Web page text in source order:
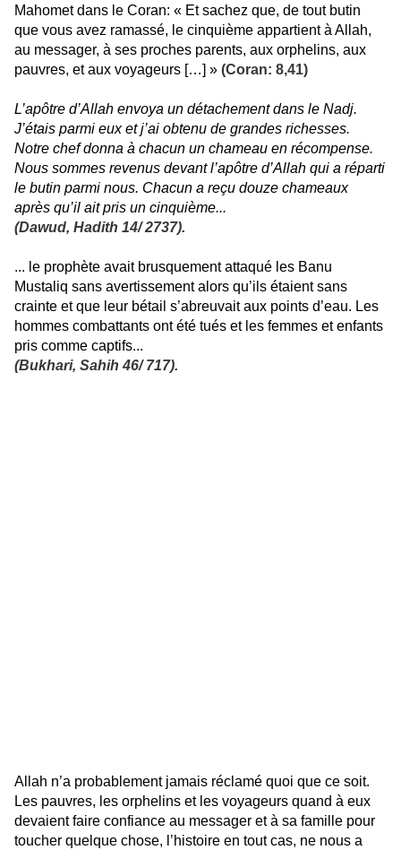
Mahomet dans le Coran: « Et sachez que, de tout butin
que vous avez ramassé, le cinquième appartient à Allah,
au messager, à ses proches parents, aux orphelins, aux
pauvres, et aux voyageurs […] » (Coran: 8,41)
L’apôtre d’Allah envoya un détachement dans le Nadj.
J’étais parmi eux et j’ai obtenu de grandes richesses.
Notre chef donna à chacun un chameau en récompense.
Nous sommes revenus devant l’apôtre d’Allah qui a réparti
le butin parmi nous. Chacun a reçu douze chameaux
après qu’il ait pris un cinquième...
(Dawud, Hadith 14/ 2737).
... le prophète avait brusquement attaqué les Banu
Mustaliq sans avertissement alors qu’ils étaient sans
crainte et que leur bétail s’abreuvait aux points d’eau. Les
hommes combattants ont été tués et les femmes et enfants
pris comme captifs...
(Bukhari, Sahih 46/ 717).
Allah n’a probablement jamais réclamé quoi que ce soit.
Les pauvres, les orphelins et les voyageurs quand à eux
devaient faire confiance au messager et à sa famille pour
toucher quelque chose, l’histoire en tout cas, ne nous a